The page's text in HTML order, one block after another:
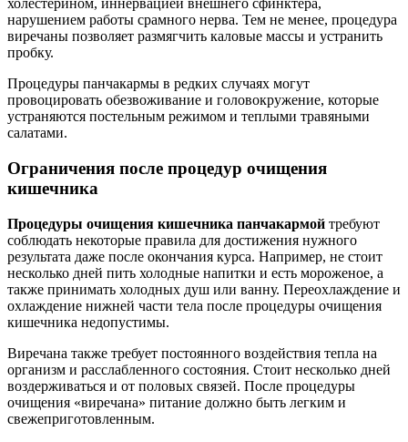
холестерином, иннервацией внешнего сфинктера,
нарушением работы срамного нерва. Тем не менее, процедура
виречаны позволяет размягчить каловые массы и устранить
пробку.
Процедуры панчакармы в редких случаях могут
провоцировать обезвоживание и головокружение, которые
устраняются постельным режимом и теплыми травяными
салатами.
Ограничения после процедур очищения
кишечника
Процедуры очищения кишечника панчакармой требуют
соблюдать некоторые правила для достижения нужного
результата даже после окончания курса. Например, не стоит
несколько дней пить холодные напитки и есть мороженое, а
также принимать холодных душ или ванну. Переохлаждение и
охлаждение нижней части тела после процедуры очищения
кишечника недопустимы.
Виречана также требует постоянного воздействия тепла на
организм и расслабленного состояния. Стоит несколько дней
воздерживаться и от половых связей. После процедуры
очищения «виречана» питание должно быть легким и
свежеприготовленным.